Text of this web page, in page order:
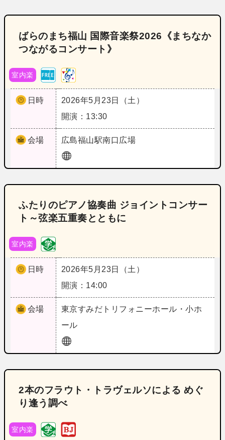
ばらのまち福山 国際音楽祭2026《まちなか
つながるコンサート》
室内楽
日時
2026年5月23日（土）
開演：13:30
会場 広島福山駅南口広場
ふたりのピアノ協奏曲 ジョイントコンサー
ト～弦楽五重奏とともに
室内楽
日時
2026年5月23日（土）
開演：14:00
会場 東京すみだトリフォニーホール・小ホ
ール
2本のフラウト・トラヴェルソによる めぐ
り逢う調べ
室内楽